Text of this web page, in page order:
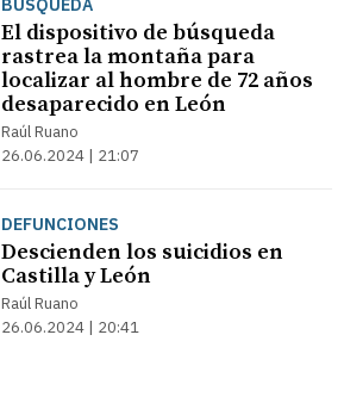
BÚSQUEDA
El dispositivo de búsqueda
rastrea la montaña para
localizar al hombre de 72 años
desaparecido en León
Raúl Ruano
26.06.2024 | 21:07
DEFUNCIONES
Descienden los suicidios en
Castilla y León
Raúl Ruano
26.06.2024 | 20:41